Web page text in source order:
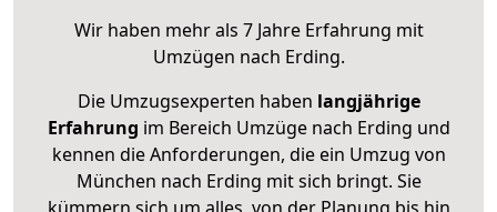
Wir haben mehr als 7 Jahre Erfahrung mit
Umzügen nach Erding.
Die Umzugsexperten haben langjährige
Erfahrung im Bereich Umzüge nach Erding und
kennen die Anforderungen, die ein Umzug von
München nach Erding mit sich bringt. Sie